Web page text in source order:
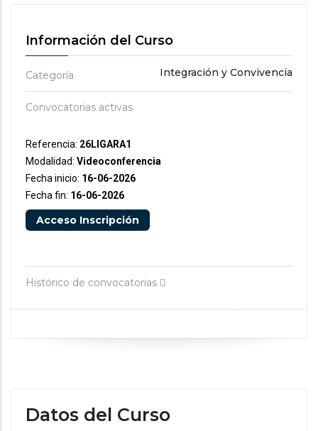
Información del Curso
Categoría Integración y Convivencia
Convocatorias activas
Referencia: 26LIGARA1
Modalidad: Videoconferencia
Fecha inicio: 16-06-2026
Fecha fin: 16-06-2026
Acceso Inscripción
Histórico de convocatorias
Datos del Curso